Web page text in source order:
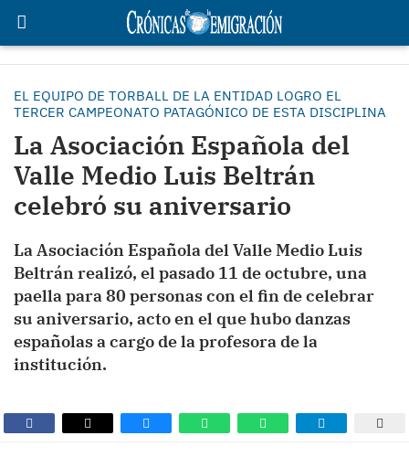
EL EQUIPO DE TORBALL DE LA ENTIDAD LOGRO EL
TERCER CAMPEONATO PATAGÓNICO DE ESTA DISCIPLINA
La Asociación Española del
Valle Medio Luis Beltrán
celebró su aniversario
La Asociación Española del Valle Medio Luis
Beltrán realizó, el pasado 11 de octubre, una
paella para 80 personas con el fin de celebrar
su aniversario, acto en el que hubo danzas
españolas a cargo de la profesora de la
institución.